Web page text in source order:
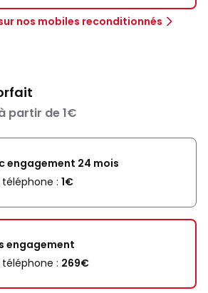
nos mobiles reconditionnés
partir de 1€
engagement 24 mois
: 1€
engagement
: 269€